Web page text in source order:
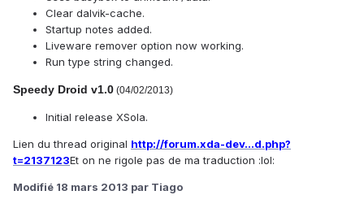
Clear dalvik-cache.
Startup notes added.
Liveware remover option now working.
Run type string changed.
Speedy Droid v1.0 (04/02/2013)
Initial release XSola.
Lien du thread original http://forum.xda-dev...d.php?
t=2137123Et on ne rigole pas de ma traduction :lol:
Modifié 18 mars 2013 par Tiago